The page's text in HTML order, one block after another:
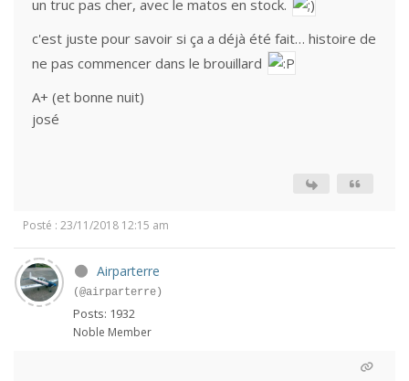
un truc pas cher, avec le matos en stock.
c'est juste pour savoir si ça a déjà été fait… histoire de
ne pas commencer dans le brouillard
A+ (et bonne nuit)
josé
Posté : 23/11/2018 12:15 am
Airparterre
(@airparterre)
Posts: 1932
Noble Member